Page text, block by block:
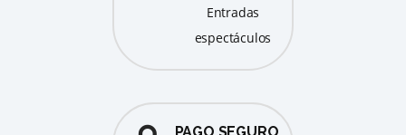
entradas
espectáculos